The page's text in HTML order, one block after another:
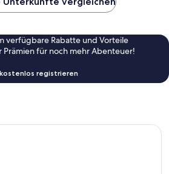
verfügbare Rabatte und Vorteile
Prämien für noch mehr Abenteuer!
registrieren